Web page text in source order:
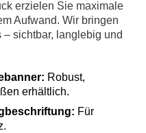
erzielen Sie maximale
Aufwand. Wir bringen
– sichtbar, langlebig und
Robust,
erhältlich.
Für